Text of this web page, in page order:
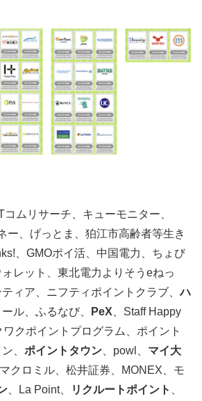
ムリサーチ、キューモニター、
ー、げっとま、狛江市高齢者等生き
、GMOポイ活、中国電力、ちょび
レット、東北電力よりそうeねっ
ィア、ニフティポイントクラブ、ハ
ル、ふるなび、 PeX、Staff Happy
クポイントプログラム、ポイント
、 ポイントタウン、powl、 マイ大
クロミル、松井証券、MONEX、モ
、La Point、 リクルートポイント 、